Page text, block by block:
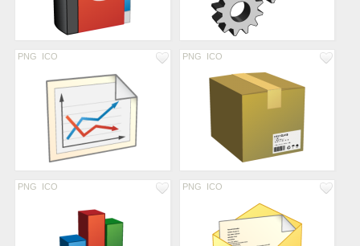
PNG ICO PNG ICO
PNG ICO PNG ICO